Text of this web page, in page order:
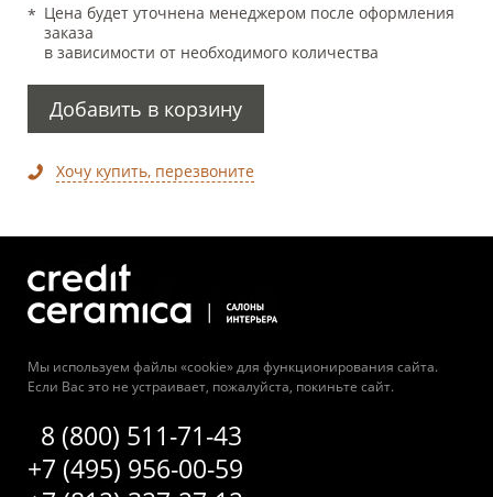
Цена будет уточнена менеджером после оформления
заказа
в зависимости от необходимого количества
Добавить в корзину
Хочу купить, перезвоните
Мы используем файлы «cookie» для функционирования сайта.
Если Вас это не устраивает, пожалуйста, покиньте сайт.
8 (800) 511-71-43
+7 (495) 956-00-59